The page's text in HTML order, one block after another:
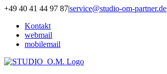
Zum
springen
+49 40 41 44 97 87|service@studio-om-partner.de
Kontakt
webmail
mobilemail